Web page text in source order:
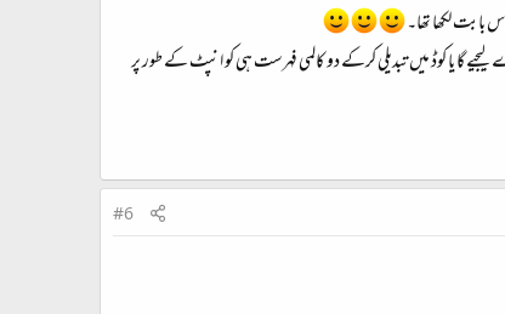
بابت لکھا تھا۔
گا یا کوڈ میں تبدیلی کرکے دو کالمی فہرست ہی کو انپٹ کے طور پر
#6